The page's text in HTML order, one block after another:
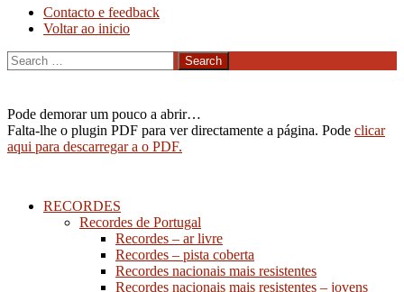
Contacto e feedback
Voltar ao inicio
Search
for:
Pode demorar um pouco a abrir…
Falta-lhe o plugin PDF para ver directamente a página. Pode clicar
aqui para descarregar a o PDF.
RECORDES
Recordes de Portugal
Recordes – ar livre
Recordes – pista coberta
Recordes nacionais mais resistentes
Recordes nacionais mais resistentes – jovens